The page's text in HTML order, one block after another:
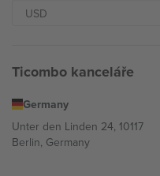
Ticombo kanceláře
Germany
Unter den Linden 24, 10117
Berlin, Germany